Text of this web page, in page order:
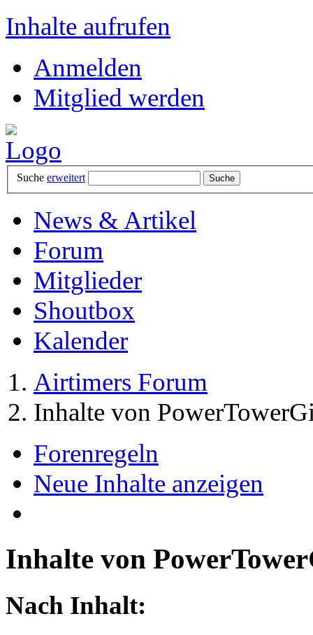
Inhalte aufrufen
Anmelden
Mitglied werden
Suche erweitert
News & Artikel
Forum
Mitglieder
Shoutbox
Kalender
Airtimers Forum
Inhalte von
Forenregeln
Neue Inhalte anzeigen
Inhalte von
Nach Inhalt: